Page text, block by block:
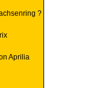
?
Aprilia